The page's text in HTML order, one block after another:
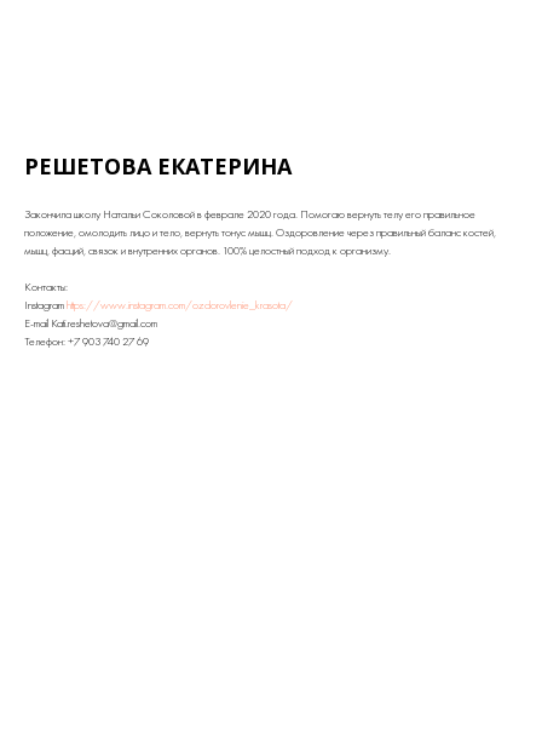
РЕШЕТОВА ЕКАТЕРИНА
Закончила школу Натальи Соколовой в феврале 2020 года. Помогаю вернуть телу его правильное
положение, омолодить лицо и тело, вернуть тонус мышц. Оздоровление через правильный баланс костей,
мышц, фасций, связок и внутренних органов. 100% целостный подход к организму.
Контакты:
Instagramhttps://www.instagram.com/ozdorovlenie_krasota/
E-mail Kati.reshetova@gmail.com
Телефон: +7 903 740 27 69